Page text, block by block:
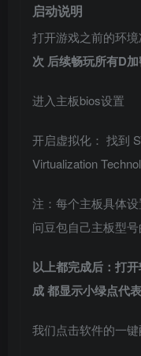
启动说明
打开游戏之前的环境
次 后续畅玩所有D
进入主板bios设置
开启虚拟化： 找到
Virtualization
注：每个主板具体
问豆包自己主板型
以上都完成后：打
成 都显示小绿点代
我们点击软件的一键